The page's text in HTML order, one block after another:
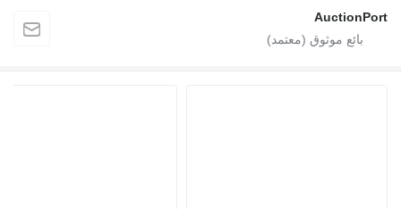
AuctionPort